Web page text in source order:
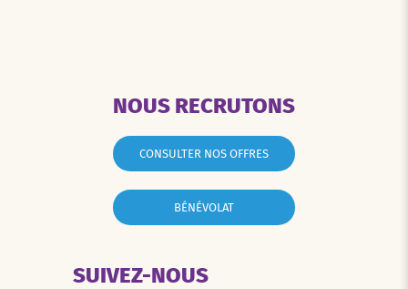
NOUS RECRUTONS
CONSULTER NOS OFFRES
BÉNÉVOLAT
SUIVEZ-NOUS